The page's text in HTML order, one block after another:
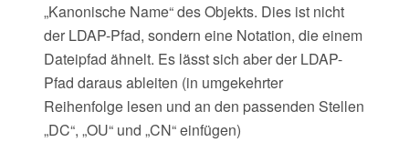
„Kanonische Name“ des Objekts. Dies ist nicht
der LDAP-Pfad, sondern eine Notation, die einem
Dateipfad ähnelt. Es lässt sich aber der LDAP-
Pfad daraus ableiten (in umgekehrter
Reihenfolge lesen und an den passenden Stellen
„DC“, „OU“ und „CN“ einfügen)